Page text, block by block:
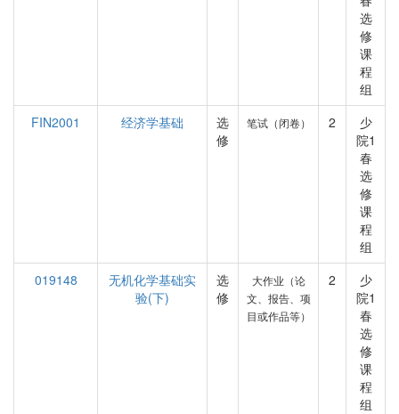
选
修
课
程
组
FIN2001
经济学基础
选
修
笔试（闭卷） 2
少
院1
春
选
修
课
程
组
019148
无机化学基础实
验(下)
选
修
大作业（论
文、报告、项
目或作品等）
2
少
院1
春
选
修
课
程
组